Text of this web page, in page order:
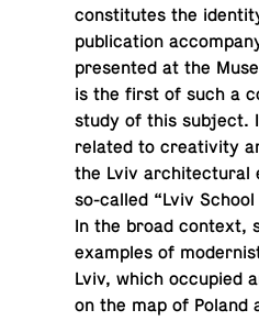
con­sti­tutes the
pub­li­ca­tion
pre­sented at the
is the first of such a
study of this subject.
related to cre­ativ­ity
the Lviv ar­chi­tec­tural
so-called “Lviv
In the broad context,
ex­am­ples of
Lviv, which oc­cu­pied
on the map of Poland